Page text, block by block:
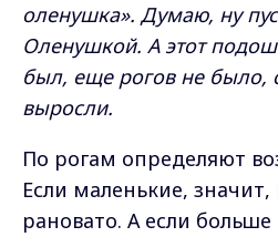
оленушка». Думаю, ну
Оленушкой. А этот
был, еще рогов не было,
выросли.
По рогам определяют
Если маленькие, значит,
рановато. А если больше